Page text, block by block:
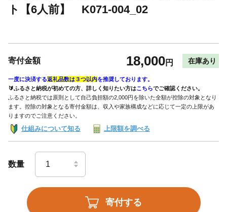
ト【6人前】 K071-004_02
寄付金額 18,000円 在庫あり
一度に決済する返礼品数は３つ以内を推奨しております。
🔰ふるさと納税が初めての方、詳しく知りたい方はこちらでご確認ください。
ふるさと納税では原則として自己負担額の2,000円を除いた全額が控除の対象となり
ます。控除の対象となる寄付金額は、収入や家族構成などに応じて一定の上限があ
りますのでご注意ください。
仕組みについて知る 上限額を調べる
数量
寄付する